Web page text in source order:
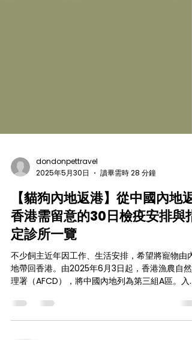
dondonpettravel
2025年5月30日
讀畢需時 28 分鐘
【貓狗內地返港】從中國內地返
香港需留意的30日檢疫安排與指
定診所一覽
不少飼主近年因工作、生活安排，希望將寵物由內
地帶回香港。由2025年6月3日起，香港漁農自然
理署（AFCD），將中國內地列為第三組A區。入境